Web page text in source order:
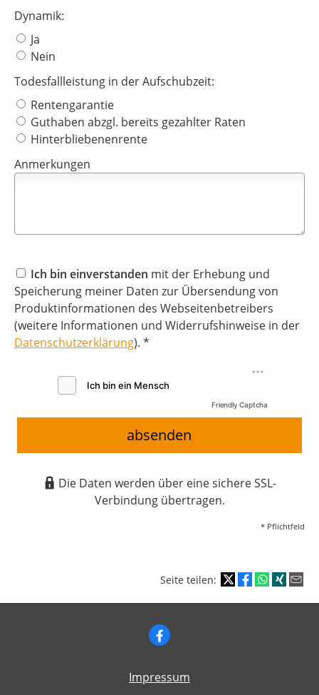
Dynamik:
Ja
Nein
Todesfallleistung in der Aufschubzeit:
Rentengarantie
Guthaben abzgl. bereits gezahlter Raten
Hinterbliebenenrente
Anmerkungen
Ich bin einverstanden mit der Erhebung und
Speicherung meiner Daten zur Übersendung von
Produktinformationen des Webseitenbetreibers
(weitere Informationen und Widerrufshinweise in der
Datenschutzerklärung). *
Friendly Captcha
absenden
Die Daten werden über eine sichere SSL-
Verbindung übertragen.
* Pflichtfeld
Seite teilen:
Impressum